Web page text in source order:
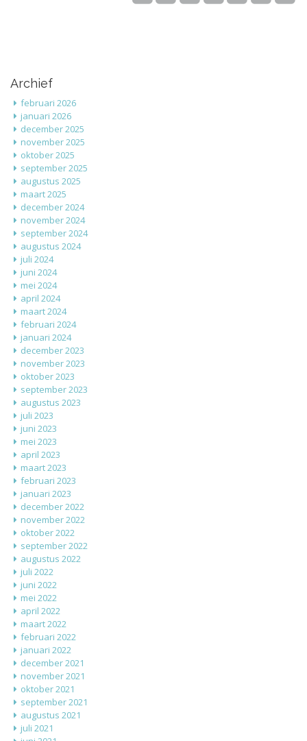
Archief
februari 2026
januari 2026
december 2025
november 2025
oktober 2025
september 2025
augustus 2025
maart 2025
december 2024
november 2024
september 2024
augustus 2024
juli 2024
juni 2024
mei 2024
april 2024
maart 2024
februari 2024
januari 2024
december 2023
november 2023
oktober 2023
september 2023
augustus 2023
juli 2023
juni 2023
mei 2023
april 2023
maart 2023
februari 2023
januari 2023
december 2022
november 2022
oktober 2022
september 2022
augustus 2022
juli 2022
juni 2022
mei 2022
april 2022
maart 2022
februari 2022
januari 2022
december 2021
november 2021
oktober 2021
september 2021
augustus 2021
juli 2021